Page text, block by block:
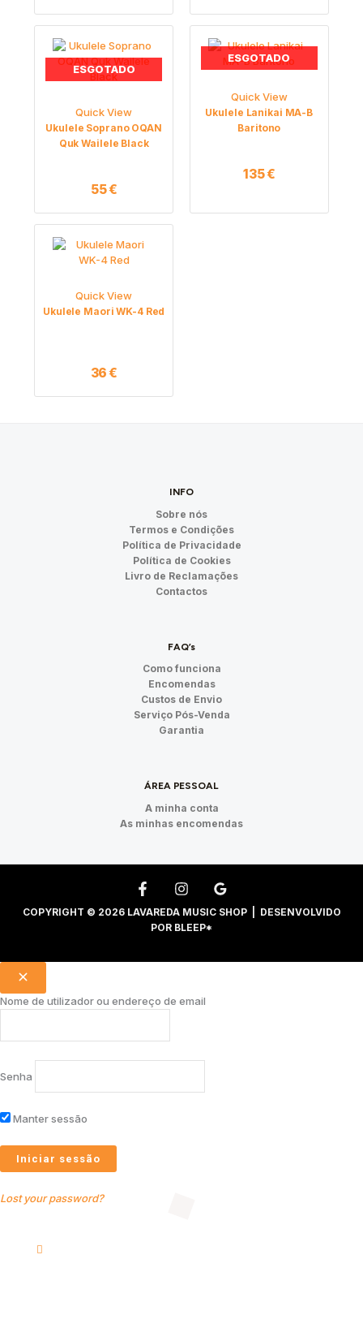
ESGOTADO
Quick View
Ukulele Soprano OQAN
Quk Wailele Black
55€
ESGOTADO
Quick View
Ukulele Lanikai MA-B
Baritono
135€
Quick View
Ukulele Maori WK-4 Red
36€
INFO
Sobre nós
Termos e Condições
Política de Privacidade
Política de Cookies
Livro de Reclamações
Contactos
FAQ’s
Como funciona
Encomendas
Custos de Envio
Serviço Pós-Venda
Garantia
ÁREA PESSOAL
A minha conta
As minhas encomendas
COPYRIGHT © 2026 LAVAREDA MUSIC SHOP | DESENVOLVIDO
POR BLEEP*
Nome de utilizador ou endereço de email
Senha
Manter sessão
Lost your password?